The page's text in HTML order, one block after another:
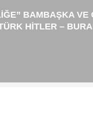
BAMBAŞKA VE
HITLER –